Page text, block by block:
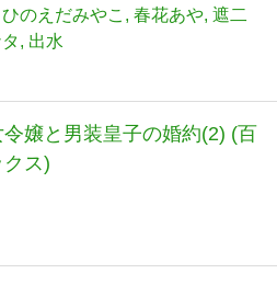
ひのえだみやこ 春花あや 遮二
出水
嬢と男装皇子の婚約(2) (百
ス)